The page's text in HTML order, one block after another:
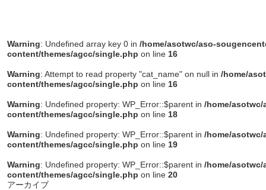
Warning: Undefined array key 0 in /home/asotwc/aso-
content/themes/agcc/single.php on line 16
Warning: Attempt to read property "cat_name" on null in /home/
content/themes/agcc/single.php on line 16
Warning: Undefined property: WP_Error::$parent in /home/
content/themes/agcc/single.php on line 18
Warning: Undefined property: WP_Error::$parent in /home/
content/themes/agcc/single.php on line 19
Warning: Undefined property: WP_Error::$parent in /home/
content/themes/agcc/single.php on line 20
アーカイブ